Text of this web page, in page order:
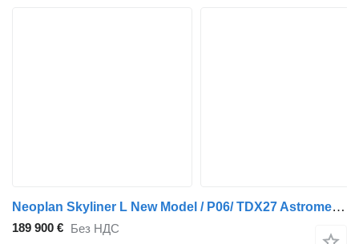
Neoplan Skyliner L New Model / P06/ TDX27 Astromega / S531 / S431/ Full
189 900 € Без НДС